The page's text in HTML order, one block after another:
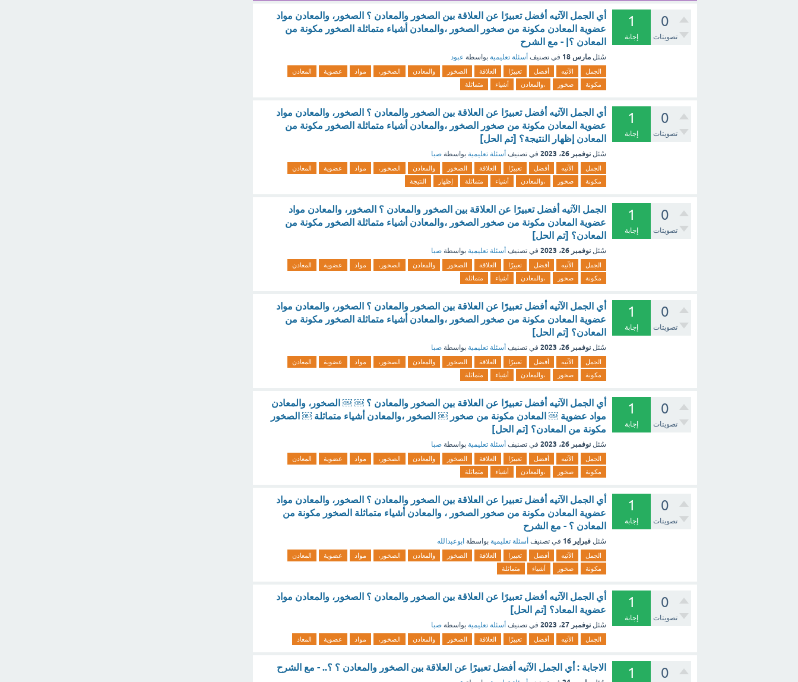
0
تصويتات
1
إجابة
أي الجمل الآتيه أفضل تعبيرًا عن العلاقة بين الصخور والمعادن ؟ الصخور، والمعادن مواد
عضوية المعادن مكونة من صخور الصخور ،والمعادن أشياء متماثلة الصخور مكونة من
المعادن ؟| - مع الشرح
سُئل مارس 18 في تصنيف أسئلة تعليمية بواسطة عبود
الجمل الآتيه أفضل تعبيرًا العلاقة الصخور والمعادن الصخور، مواد عضوية
المعادن
مكونة
صخور ،والمعادن أشياء متماثلة
0
تصويتات
1
إجابة
أي الجمل الآتيه أفضل تعبيرًا عن العلاقة بين الصخور والمعادن ؟ الصخور، والمعادن مواد
عضوية المعادن مكونة من صخور الصخور ،والمعادن أشياء متماثلة الصخور مكونة من
المعادن إظهار النتيجة؟ [تم الحل]
سُئل نوفمبر 26، 2023 في تصنيف أسئلة تعليمية بواسطة صبا
الجمل الآتيه أفضل تعبيرًا العلاقة الصخور والمعادن الصخور، مواد عضوية
المعادن
مكونة
صخور ،والمعادن أشياء متماثلة إظهار النتيجة
0
تصويتات
1
إجابة
الجمل الآتيه أفضل تعبيرًا عن العلاقة بين الصخور والمعادن ؟ الصخور، والمعادن مواد
عضوية المعادن مكونة من صخور الصخور ،والمعادن أشياء متماثلة الصخور مكونة من
المعادن؟ [تم الحل]
سُئل نوفمبر 26، 2023 في تصنيف أسئلة تعليمية بواسطة صبا
الجمل الآتيه أفضل تعبيرًا العلاقة الصخور والمعادن الصخور، مواد عضوية
المعادن
مكونة
صخور ،والمعادن أشياء متماثلة
0
تصويتات
1
إجابة
أي الجمل الآتيه أفضل تعبيرًا عن العلاقة بين الصخور والمعادن ؟ الصخور، والمعادن مواد
عضوية المعادن مكونة من صخور الصخور ،والمعادن أشياء متماثلة الصخور مكونة من
المعادن؟ [تم الحل]
سُئل نوفمبر 26، 2023 في تصنيف أسئلة تعليمية بواسطة صبا
الجمل الآتيه أفضل تعبيرًا العلاقة الصخور والمعادن الصخور، مواد عضوية
المعادن
مكونة
صخور ،والمعادن أشياء متماثلة
0
تصويتات
1
إجابة
أي الجمل الآتيه أفضل تعبيرًا عن العلاقة بين الصخور والمعادن ؟ ￼ ￼ الصخور، والمعادن
مواد عضوية ￼ المعادن مكونة من صخور ￼ الصخور ،والمعادن أشياء متماثلة ￼ الصخور
مكونة من المعادن؟ [تم الحل]
سُئل نوفمبر 26، 2023 في تصنيف أسئلة تعليمية بواسطة صبا
الجمل الآتيه أفضل تعبيرًا العلاقة الصخور والمعادن الصخور، مواد عضوية
المعادن
مكونة
صخور ،والمعادن أشياء متماثلة
0
تصويتات
1
إجابة
أي الجمل الآتيه أفضل تعبيرا عن العلاقة بين الصخور والمعادن ؟ الصخور، والمعادن مواد
عضوية المعادن مكونة من صخور الصخور ، والمعادن أشياء متماثلة الصخور مكونة من
المعادن ؟ - مع الشرح
سُئل فبراير 16 في تصنيف أسئلة تعليمية بواسطة ابوعبدالله
الجمل الآتيه أفضل تعبيرا العلاقة الصخور والمعادن الصخور، مواد عضوية
المعادن
مكونة
صخور أشياء متماثلة
0
تصويتات
1
إجابة
أي الجمل الآتيه أفضل تعبيرًا عن العلاقة بين الصخور والمعادن ؟ الصخور، والمعادن مواد
عضوية المعاد؟ [تم الحل]
سُئل نوفمبر 27، 2023 في تصنيف أسئلة تعليمية بواسطة صبا
الجمل الآتيه أفضل تعبيرًا العلاقة الصخور والمعادن الصخور، مواد عضوية المعاد
0
1 الاجابة : أي الجمل الآتيه أفضل تعبيرًا عن العلاقة بين الصخور والمعادن ؟ ؟.. - مع الشرح